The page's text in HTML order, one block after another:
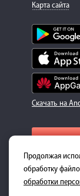
Карта сайта
Скачать на
Для
ремонта и
менеджерам-
Продолжая
обработку
обработки